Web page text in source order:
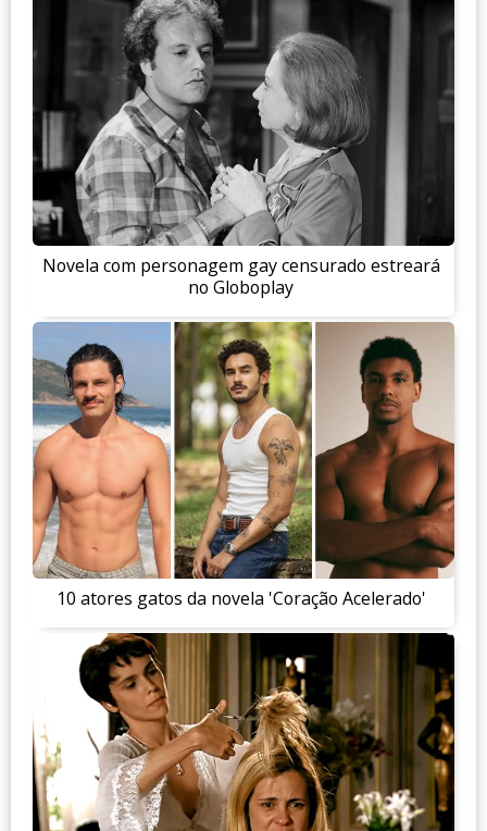
Novela com personagem gay censurado estreará
no Globoplay
10 atores gatos da novela 'Coração Acelerado'